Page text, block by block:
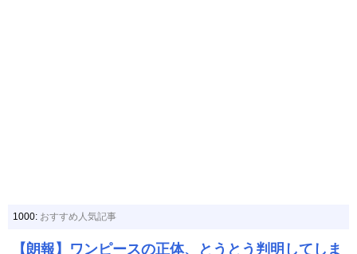
1000: おすすめ人気記事
【朗報】ワンピースの正体、とうとう判明してしま